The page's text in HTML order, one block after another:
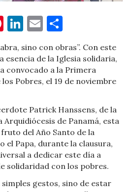
Pinterest
LinkedIn
Email
sino con obras”. Con este
esencia de la Iglesia solidaria,
convocado a la Primera
Pobres, el 19 de noviembre
Patrick Hanssens, de la
Arquidiócesis de Panamá, esta
del Año Santo de la
el Papa, durante la clausura,
a dedicar este día a
solidaridad con los pobres.
gestos, sino de estar